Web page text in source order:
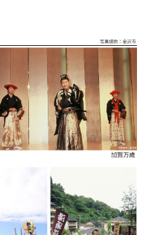
土曜、日曜も営業。
せ
蚊帳の特徴はボタンの花
です。
幕・のぼり